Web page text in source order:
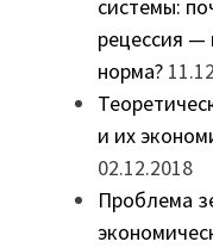
системы:
рецессия —
норма?
и их
02.12.2018
Проблема